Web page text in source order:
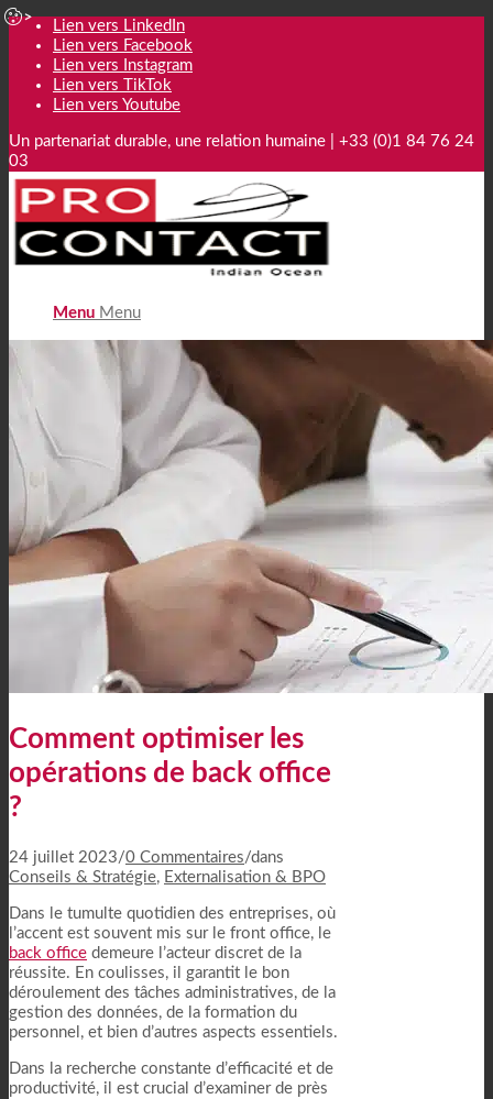
Lien vers LinkedIn
Lien vers Facebook
Lien vers Instagram
Lien vers TikTok
Lien vers Youtube
Un partenariat durable, une relation humaine | +33 (0)1 84 76 24
03
Menu Menu
Comment optimiser les
opérations de back office
?
24 juillet 2023/0 Commentaires/dans
Conseils & Stratégie, Externalisation & BPO
Dans le tumulte quotidien des entreprises, où
l’accent est souvent mis sur le front office, le
back office demeure l’acteur discret de la
réussite. En coulisses, il garantit le bon
déroulement des tâches administratives, de la
gestion des données, de la formation du
personnel, et bien d’autres aspects essentiels.
Dans la recherche constante d’efficacité et de
productivité, il est crucial d’examiner de près